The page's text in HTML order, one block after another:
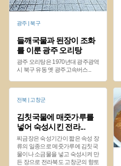
광주 | 북구
들깨국물과 된장이 조화
를 이룬 광주 오리탕
광주 오리탕은 1970년대 광주광역
시 북구 유동 옛 광주고속버스...
전북 | 고창군
김칫국물에 매줏가루를
넣어 숙성시킨 전라...
찌금장은 숙성기간이 짧은 속성 장
류의 일종으로 메줏가루에 김칫국
물이나 소금물을 넣고 숙성시켜 만
든 장으로 전라북도 고창군의 향토